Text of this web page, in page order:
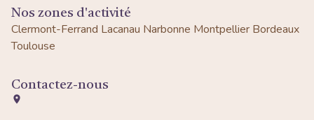
Nos zones d'activité
Clermont-Ferrand Lacanau Narbonne Montpellier Bordeaux
Toulouse
Contactez-nous